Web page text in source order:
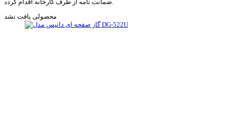
محصولی یافت نشد